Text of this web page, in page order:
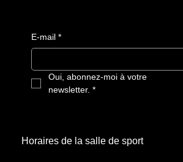
E-mail *
Oui, abonnez-moi à votre
newsletter. *
Horaires de la salle de sport